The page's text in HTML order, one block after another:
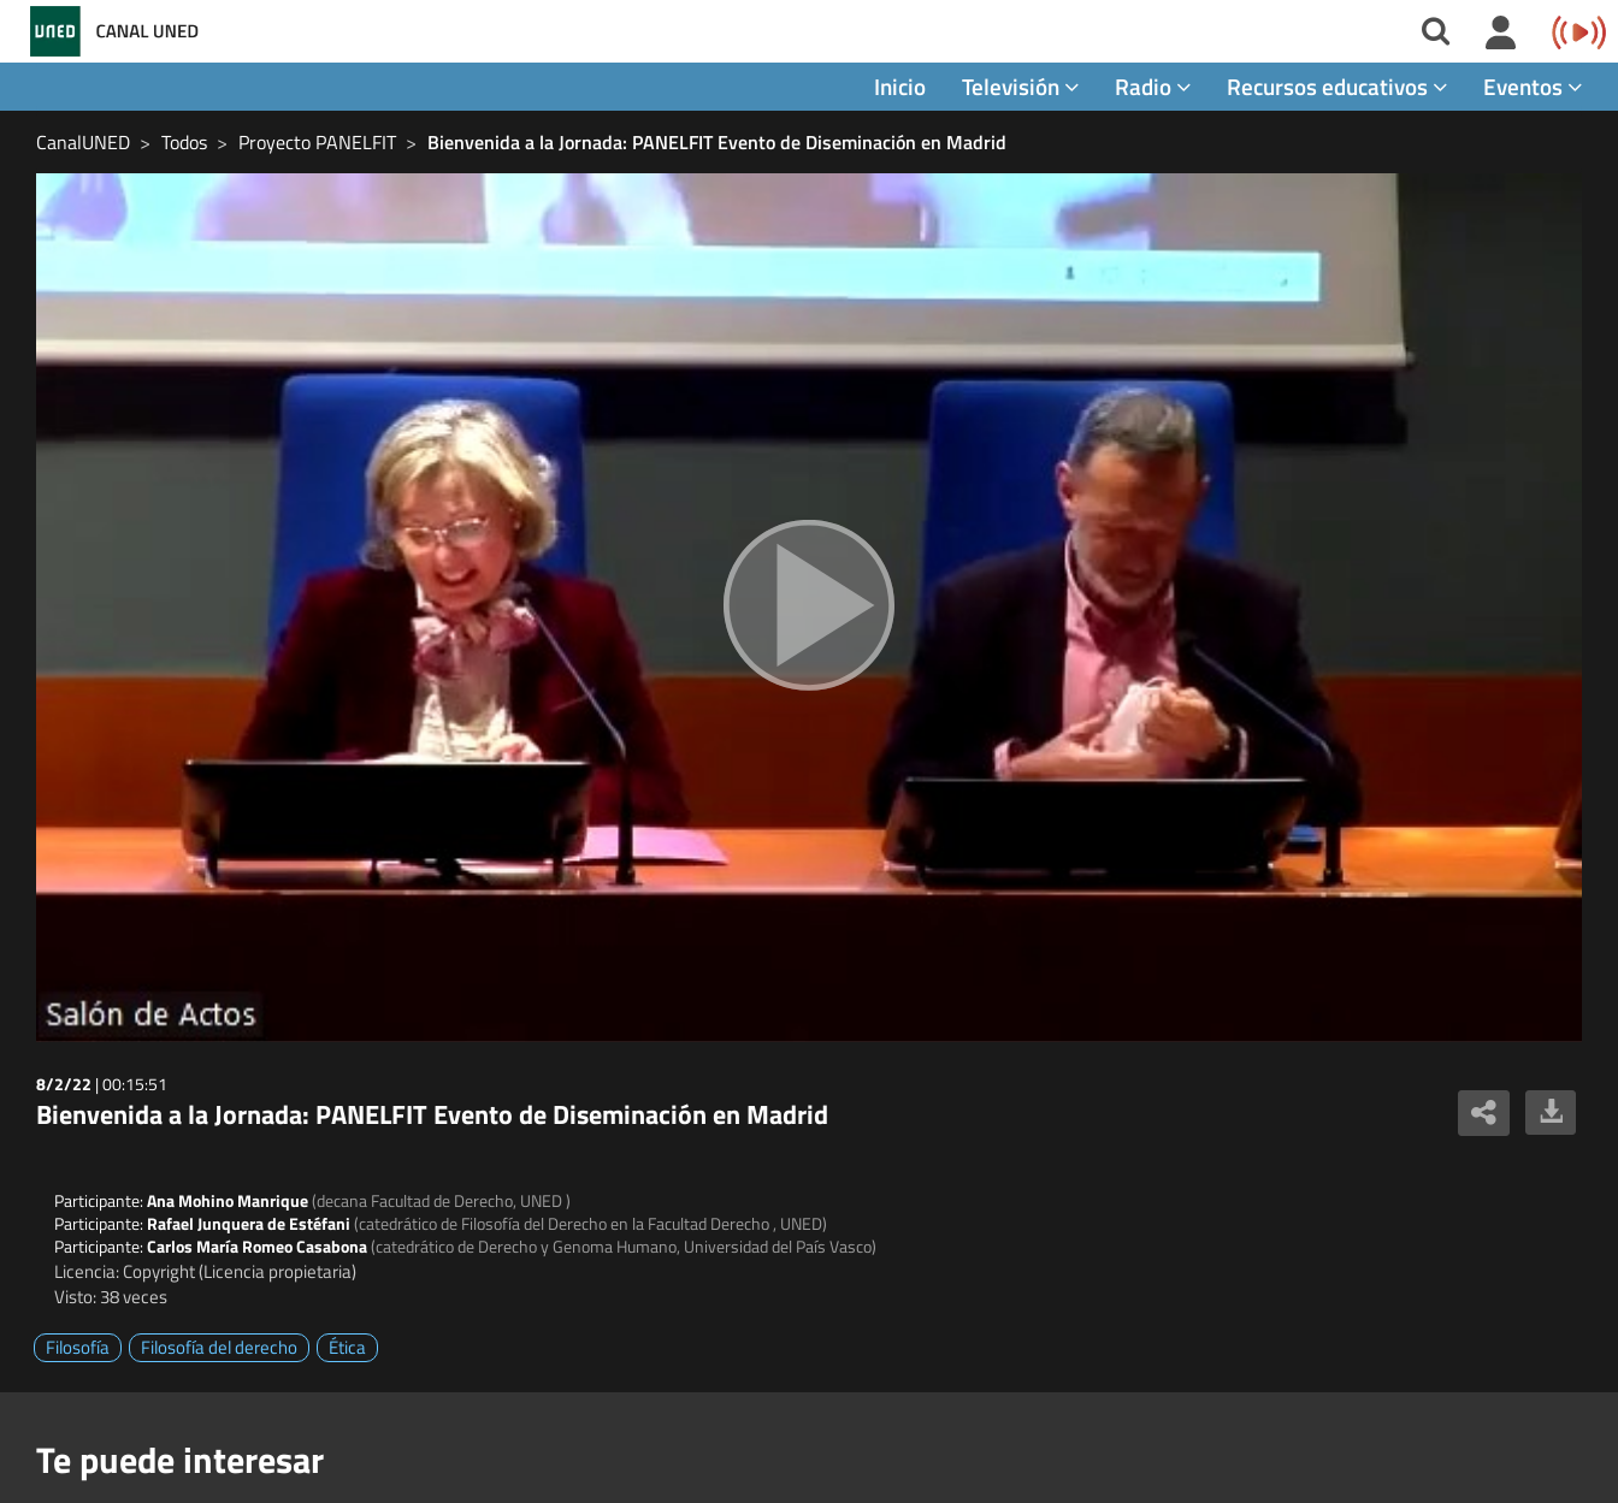
Inicio Televisión Radio Recursos educativos Eventos
CanalUNED Todos Proyecto PANELFIT Bienvenida a la Jornada: PANELFIT Evento de Diseminación en Madrid
8/2/22 |00:15:51
Bienvenida a la Jornada: PANELFIT Evento de Diseminación en Madrid
Participante:Ana Mohino Manrique(decana Facultad de Derecho, UNED )
Participante: Rafael Junquera de Estéfani(catedrático de Filosofía del Derecho en la Facultad Derecho , UNED)
Participante:Carlos María Romeo Casabona(catedrático de Derecho y Genoma Humano, Universidad del País Vasco)
Licencia: Copyright (Licencia propietaria)
Visto: 38 veces
Filosofía
Filosofía del derecho Ética
Te puede interesar